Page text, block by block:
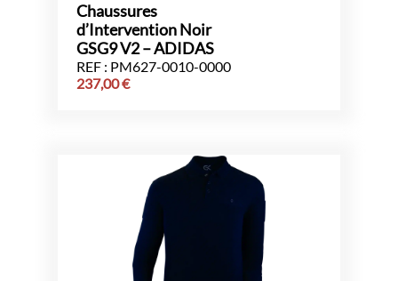
Chaussures
d’Intervention Noir
GSG9 V2 – ADIDAS
REF : PM627-0010-0000
237,00€